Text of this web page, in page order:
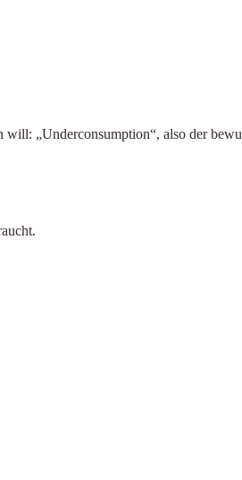
„Underconsumption“, also der